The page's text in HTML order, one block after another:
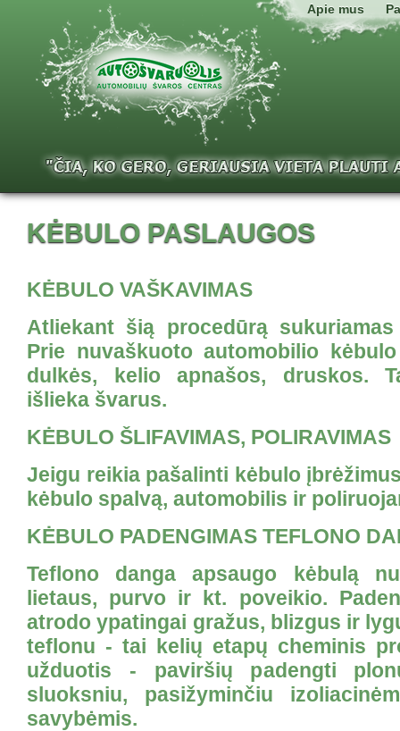
Apie mus
KĖBULO PASLAUGOS
KĖBULO VAŠKAVIMAS
Atliekant šią procedūrą
Prie nuvaškuoto automobilio
dulkės, kelio apnašos, druskos.
išlieka švarus.
KĖBULO ŠLIFAVIMAS, POLIRAVIMAS
Jeigu reikia pašalinti kėbulo
kėbulo spalvą, automobilis ir
KĖBULO PADENGIMAS TEFLONO
Teflono danga apsaugo kėbulą
lietaus, purvo ir kt. poveikio.
atrodo ypatingai gražus, blizgus ir
teflonu - tai kelių etapų cheminis
užduotis - paviršių padengti
sluoksniu, pasižyminčiu
savybėmis.